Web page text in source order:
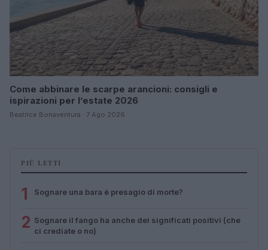
Come abbinare le scarpe arancioni: consigli e
ispirazioni per l’estate 2026
Beatrice Bonaventura · 7 Ago 2026
PIÙ LETTI
1 Sognare una bara è presagio di morte?
2 Sognare il fango ha anche dei significati positivi (che
ci crediate o no)